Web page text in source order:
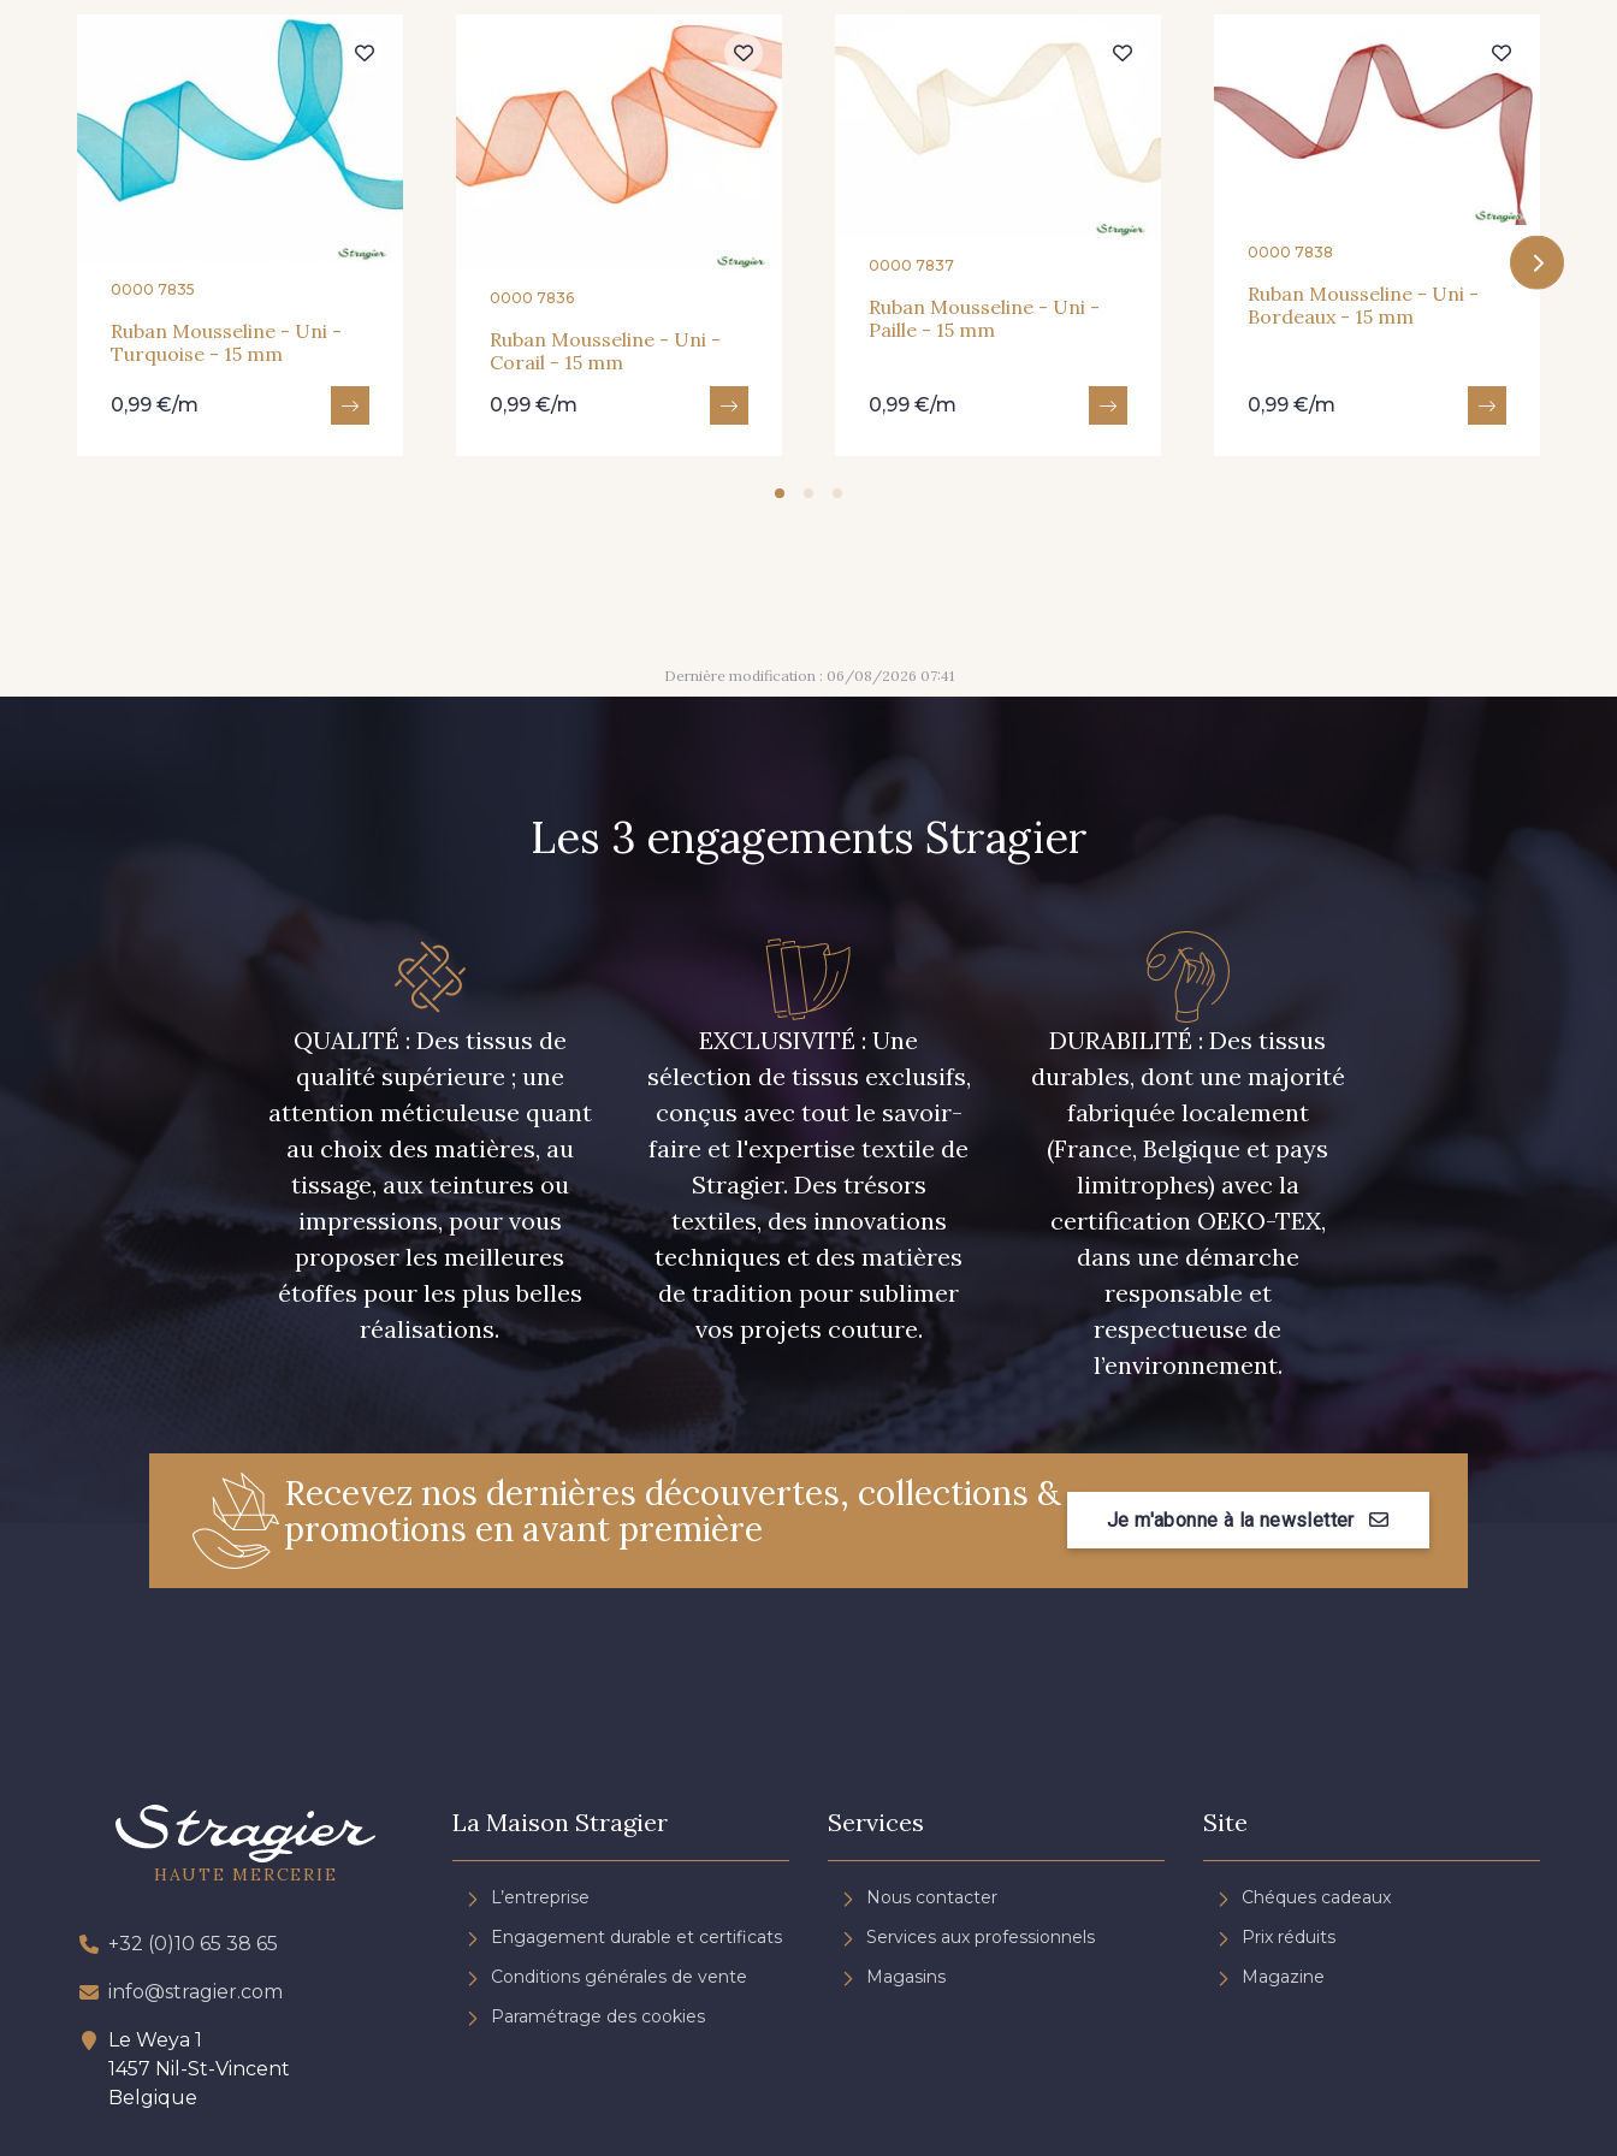
217 - Jaune 359 - Olive 335 - Vieux Rose 247 - Café 240 - Gris Argent
224 - Bleu Roi
248 - Bleu Aviateur
0000 7835
Ruban Mousseline - Uni -
Turquoise - 15 mm
0,99 €/m
0000 7836
Ruban Mousseline - Uni -
Corail - 15 mm
0,99 €/m
0000 7837
Ruban Mousseline - Uni -
Paille - 15 mm
0,99 €/m
0000 7838
Ruban Mousseline - Uni -
Bordeaux - 15 mm
0,99 €/m
Dernière modification : 06/08/2026 07:41
Les 3 engagements Stragier
QUALITÉ : Des tissus de
qualité supérieure ; une
attention méticuleuse quant
au choix des matières, au
tissage, aux teintures ou
impressions, pour vous
proposer les meilleures
étoffes pour les plus belles
réalisations.
EXCLUSIVITÉ : Une
sélection de tissus exclusifs,
conçus avec tout le savoir-
faire et l'expertise textile de
Stragier. Des trésors
textiles, des innovations
techniques et des matières
de tradition pour sublimer
vos projets couture.
DURABILITÉ : Des tissus
durables, dont une majorité
fabriquée localement
(France, Belgique et pays
limitrophes) avec la
certification OEKO-TEX,
dans une démarche
responsable et
respectueuse de
l’environnement.
Recevez nos dernières découvertes, collections &
promotions en avant première
Je m'abonne à la newsletter
HAUTE MERCERIE
+32 (0)10 65 38 65
info@stragier.com
Le Weya 1
1457 Nil-St-Vincent
Belgique
La Maison Stragier
L’entreprise
Engagement durable et certificats
Conditions générales de vente
Paramétrage des cookies
Services
Nous contacter
Services aux professionnels
Magasins
Site
Chéques cadeaux
Prix réduits
Magazine